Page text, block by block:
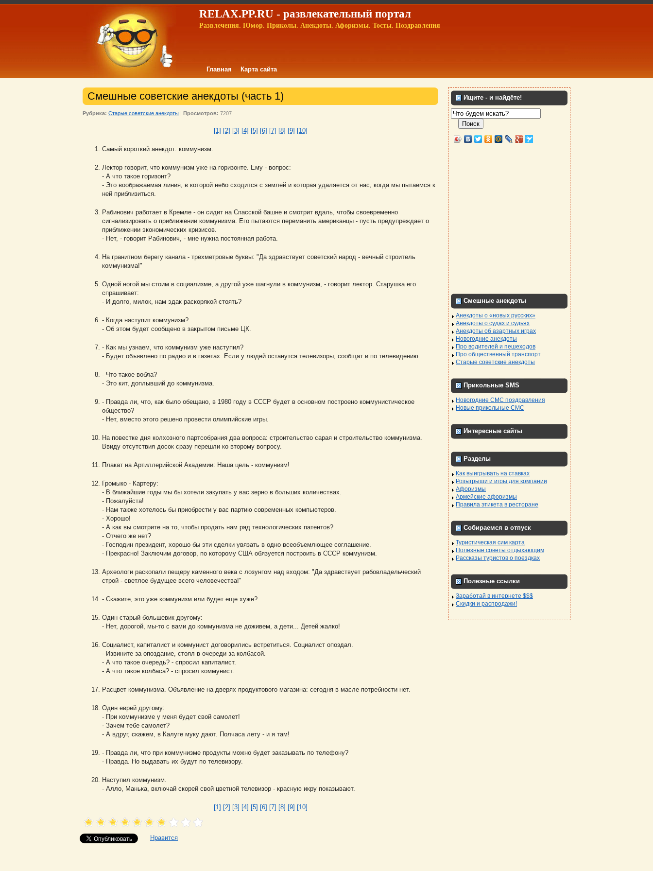
RELAX.PP.RU - развлекательный портал
Развлечения. Юмор. Приколы. Анекдоты. Афоризмы. Тосты. Поздравления
Главная Карта сайта
Смешные советские анекдоты (часть 1)
Рубрика: Старые советские анекдоты | Просмотров: 7207
[1] [2] [3] [4] [5] [6] [7] [8] [9] [10]
Самый короткий анекдот: коммунизм.
Лектор говорит, что коммунизм уже на горизонте. Ему - вопрос:
- А что такое горизонт?
- Это воображаемая линия, в которой небо сходится с землей и которая удаляется от нас, когда мы пытаемся к
ней приблизиться.
Рабинович работает в Кремле - он сидит на Спасской башне и смотрит вдаль, чтобы своевременно
сигнализировать о приближении коммунизма. Его пытаются переманить американцы - пусть предупреждает о
приближении экономических кризисов.
- Нет, - говорит Рабинович, - мне нужна постоянная работа.
На гранитном берегу канала - трехметровые буквы: "Да здравствует советский народ - вечный строитель
коммунизма!"
Одной ногой мы стоим в социализме, а другой уже шагнули в коммунизм, - говорит лектор. Старушка его
спрашивает:
- И долго, милок, нам эдак раскорякой стоять?
- Когда наступит коммунизм?
- Об этом будет сообщено в закрытом письме ЦК.
- Как мы узнаем, что коммунизм уже наступил?
- Будет объявлено по радио и в газетах. Если у людей останутся телевизоры, сообщат и по телевидению.
- Что такое вобла?
- Это кит, доплывший до коммунизма.
- Правда ли, что, как было обещано, в 1980 году в СССР будет в основном построено коммунистическое
общество?
- Нет, вместо этого решено провести олимпийские игры.
На повестке дня колхозного партсобрания два вопроса: строительство сарая и строительство коммунизма.
Ввиду отсутствия досок сразу перешли ко второму вопросу.
Плакат на Артиллерийской Академии: Наша цель - коммунизм!
Громыко - Картеру:
- В ближайшие годы мы бы хотели закупать у вас зерно в больших количествах.
- Пожалуйста!
- Нам также хотелось бы приобрести у вас партию современных компьютеров.
- Хорошо!
- А как вы смотрите на то, чтобы продать нам ряд технологических патентов?
- Отчего же нет?
- Господин президент, хорошо бы эти сделки увязать в одно всеобъемлющее соглашение.
- Прекрасно! Заключим договор, по которому США обязуется построить в СССР коммунизм.
Археологи раскопали пещеру каменного века с лозунгом над входом: "Да здравствует рабовладельческий
строй - светлое будущее всего человечества!"
- Скажите, это уже коммунизм или будет еще хуже?
Один старый большевик другому:
- Нет, дорогой, мы-то с вами до коммунизма не доживем, а дети... Детей жалко!
Социалист, капиталист и коммунист договорились встретиться. Социалист опоздал.
- Извините за опоздание, стоял в очереди за колбасой.
- А что такое очередь? - спросил капиталист.
- А что такое колбаса? - спросил коммунист.
Расцвет коммунизма. Объявление на дверях продуктового магазина: сегодня в масле потребности нет.
Один еврей другому:
- При коммунизме у меня будет свой самолет!
- Зачем тебе самолет?
- А вдруг, скажем, в Калуге муку дают. Полчаса лету - и я там!
- Правда ли, что при коммунизме продукты можно будет заказывать по телефону?
- Правда. Но выдавать их будут по телевизору.
Наступил коммунизм.
- Алло, Манька, включай скорей свой цветной телевизор - красную икру показывают.
[1] [2] [3] [4] [5] [6] [7] [8] [9] [10]
Нравится
Ищите - и найдёте!
Поиск
Смешные анекдоты
Анекдоты о «новых русских»
Анекдоты о судах и судьях
Анекдоты об азартных играх
Новогодние анекдоты
Про водителей и пешеходов
Про общественный транспорт
Старые советские анекдоты
Прикольные SMS
Новогодние СМС поздравления
Новые прикольные СМС
Интересные сайты
Разделы
Как выигрывать на ставках
Розыгрыши и игры для компании
Афоризмы
Армейские афоризмы
Правила этикета в ресторане
Собираемся в отпуск
Туристическая сим карта
Полезные советы отдыхающим
Рассказы туристов о поездках
Полезные ссылки
Заработай в интернете $$$
Скидки и распродажи!